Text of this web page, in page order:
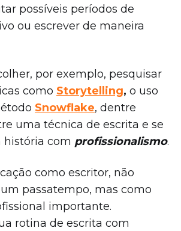
possíveis períodos de
ou escrever de maneira
por exemplo, pesquisar
como Storytelling, o uso
Snowflake, dentre
uma técnica de escrita e se
história com profissionalismo.
como escritor, não
passatempo, mas como
importante.
rotina de escrita com